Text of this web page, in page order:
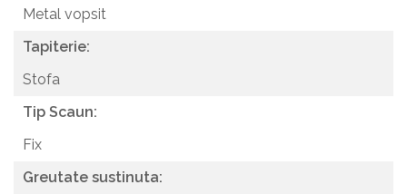
Metal vopsit
Tapiterie:
Stofa
Tip Scaun:
Fix
Greutate sustinuta: